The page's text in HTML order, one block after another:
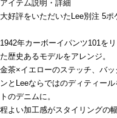
アイテム説明・詳細
大好評をいただいたLee別注 5ポ
1942年カーボーイパンツ101を
た歴史あるモデルをアレンジ。
金茶×イエローのステッチ、バ
ンとLeeならではのディティー
トのデニムに。
程よい加工感がスタイリングの